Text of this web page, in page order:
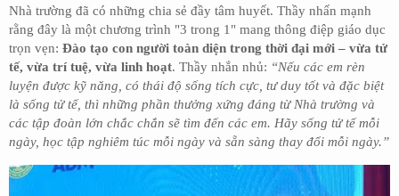
Nhà trường đã có những chia sẻ đầy tâm huyết. Thầy nhấn mạnh
rằng đây là một chương trình "3 trong 1" mang thông điệp giáo dục
trọn vẹn: Đào tạo con người toàn diện trong thời đại mới – vừa tử
tế, vừa trí tuệ, vừa linh hoạt. Thầy nhắn nhủ: “Nếu các em rèn
luyện được kỹ năng, có thái độ sống tích cực, tư duy tốt và đặc biệt
là sống tử tế, thì những phần thưởng xứng đáng từ Nhà trường và
các tập đoàn lớn chắc chắn sẽ tìm đến các em. Hãy sống tử tế mỗi
ngày, học tập nghiêm túc mỗi ngày và sẵn sàng thay đổi mỗi ngày.”